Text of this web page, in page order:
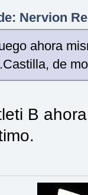
Nervion
ahora
de
B